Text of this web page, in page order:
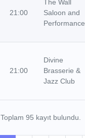
21:00
The Wall
Saloon and
Performance
21:00
Divine
Brasserie &
Jazz Club
Toplam 95 kayıt bulundu.